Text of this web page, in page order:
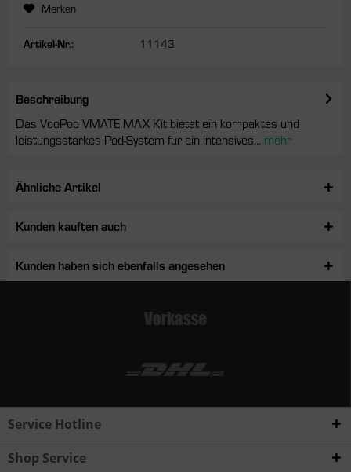
Merken
Artikel-Nr.: 11143
Beschreibung
Das VooPoo VMATE MAX Kit bietet ein kompaktes und
leistungsstarkes Pod-System für ein intensives... mehr
Ähnliche Artikel
Kunden kauften auch
Kunden haben sich ebenfalls angesehen
Service Hotline
Shop Service